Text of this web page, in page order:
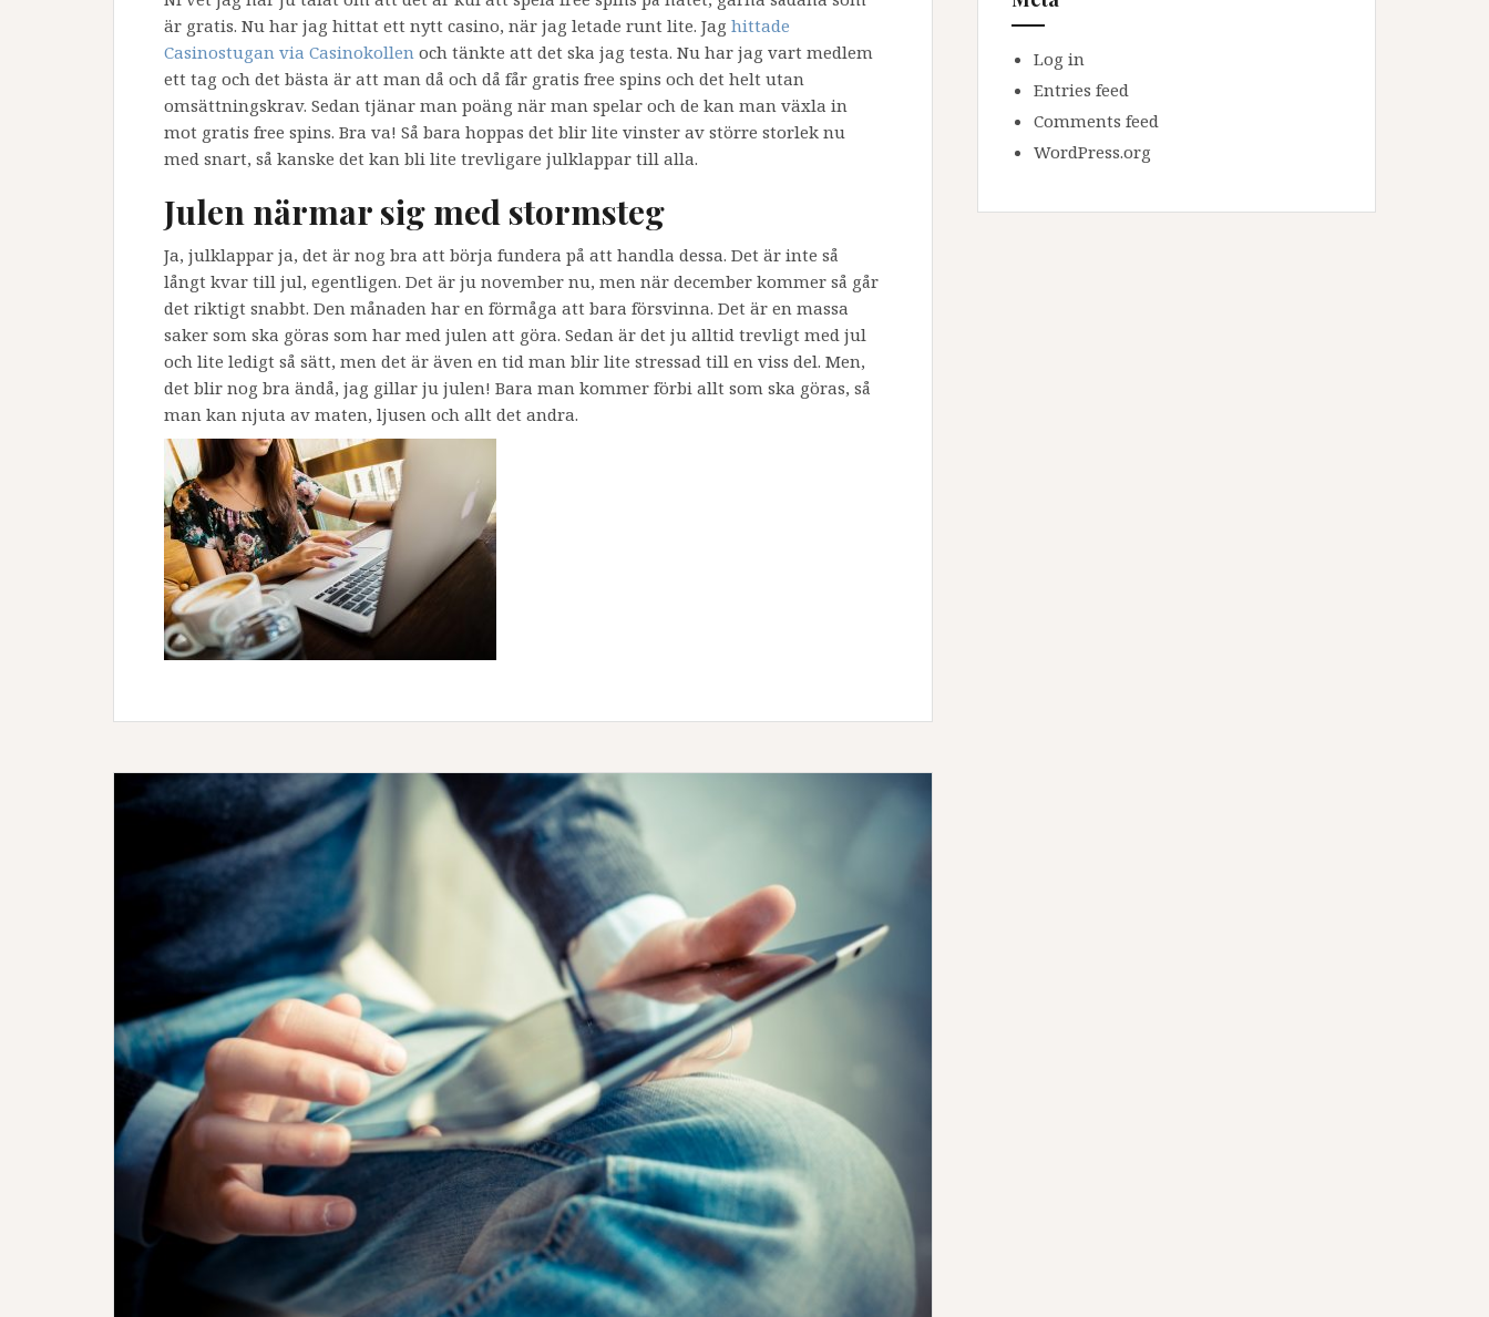
är gratis. Nu har jag hittat ett nytt casino, när jag letade runt lite. Jag hittade
Casinostugan via Casinokollen och tänkte att det ska jag testa. Nu har jag vart medlem
ett tag och det bästa är att man då och då får gratis free spins och det helt utan
omsättningskrav. Sedan tjänar man poäng när man spelar och de kan man växla in
mot gratis free spins. Bra va! Så bara hoppas det blir lite vinster av större storlek nu
med snart, så kanske det kan bli lite trevligare julklappar till alla.
Julen närmar sig med stormsteg
Ja, julklappar ja, det är nog bra att börja fundera på att handla dessa. Det är inte så
långt kvar till jul, egentligen. Det är ju november nu, men när december kommer så går
det riktigt snabbt. Den månaden har en förmåga att bara försvinna. Det är en massa
saker som ska göras som har med julen att göra. Sedan är det ju alltid trevligt med jul
och lite ledigt så sätt, men det är även en tid man blir lite stressad till en viss del. Men,
det blir nog bra ändå, jag gillar ju julen! Bara man kommer förbi allt som ska göras, så
man kan njuta av maten, ljusen och allt det andra.
Log in
Entries feed
Comments feed
WordPress.org